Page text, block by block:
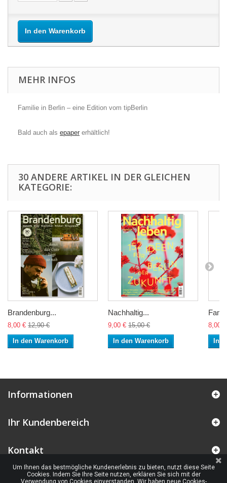
In den Warenkorb
MEHR INFOS
Familie in Berlin – eine Edition vom tipBerlin
Bald auch als epaper erhältlich!
30 ANDERE ARTIKEL IN DER GLEICHEN
KATEGORIE:
Brandenburg...
8,00 € 12,90 €
In den Warenkorb
Nachhaltig...
9,00 € 15,00 €
In den Warenkorb
8,00 €
In
Informationen
Ihr Kundenbereich
Kontakt
Um Ihnen das bestmögliche Kundenerlebnis zu bieten, nutzt diese Seite
Cookies. Indem Sie Ihre Seite nutzen, erklären Sie sich mit der
Verwendung von Cookies einverstanden. Wir haben neue Cookies-